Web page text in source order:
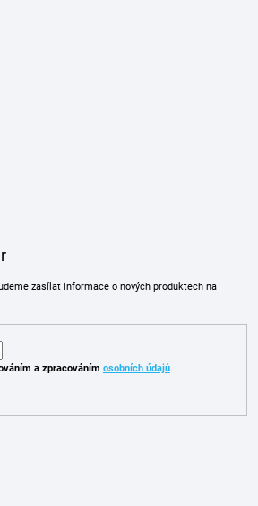
zasílat informace o nových produktech na
a zpracováním osobních údajů.